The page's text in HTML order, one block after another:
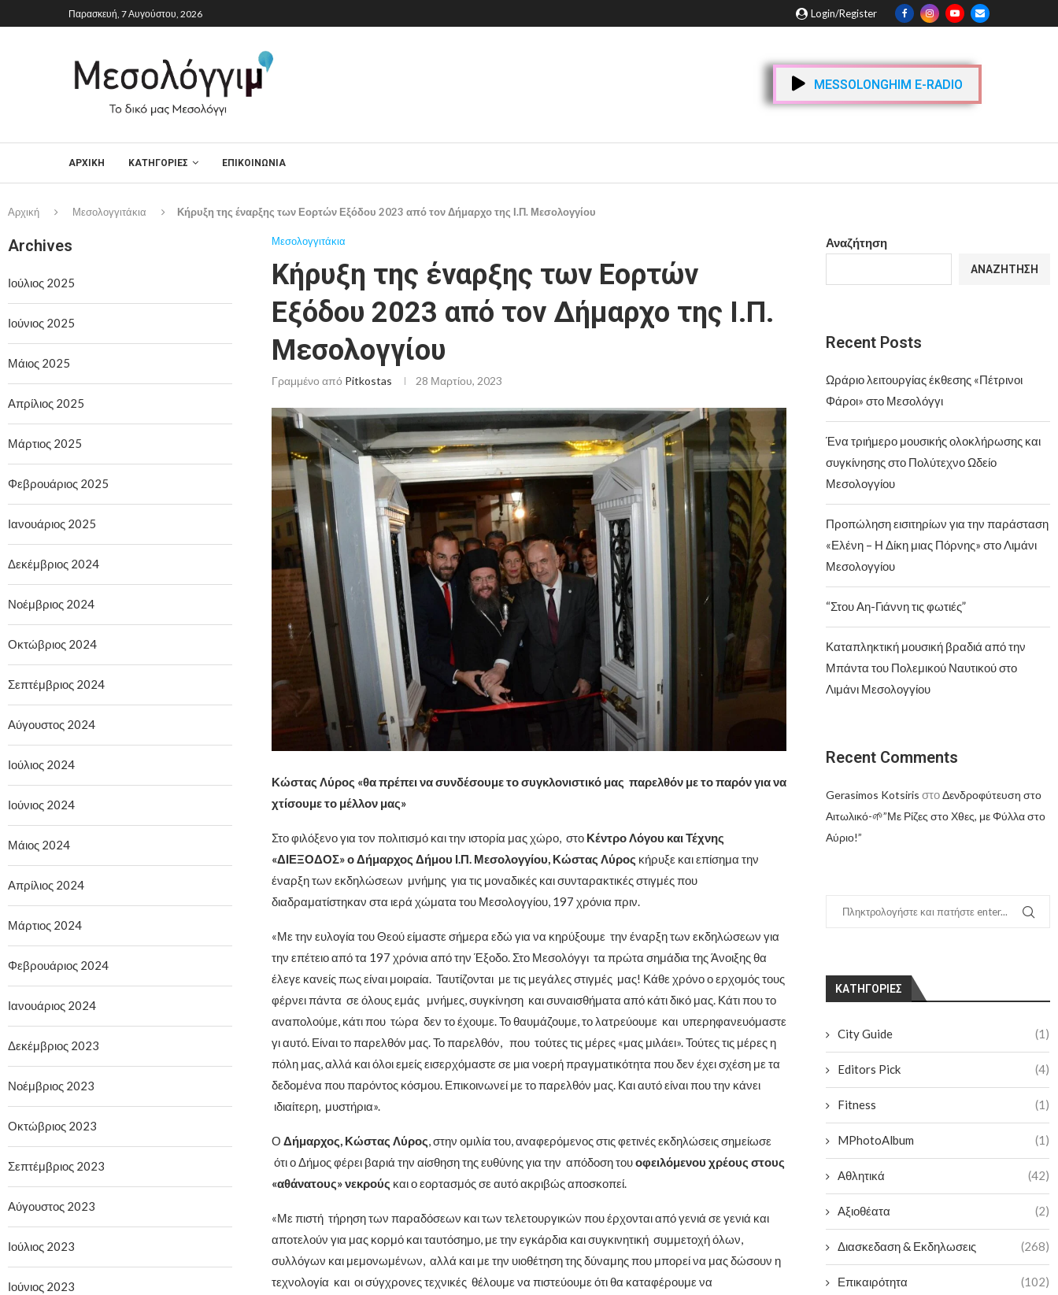
Παρασκευή, 7 Αυγούστου, 2026 Login/Register
MESSOLONGHIM E-RADIO
ΑΡΧΙΚΉ ΚΑΤΗΓΟΡΙΕΣ ΕΠΙΚΟΙΝΩΝΙΑ
Αρχική Μεσολογγιτάκια Κήρυξη της έναρξης των Εορτών Εξόδου 2023 από τον Δήμαρχο της Ι.Π. Μεσολογγίου
Μεσολογγιτάκια
Κήρυξη της έναρξης των Εορτών
Εξόδου 2023 από τον Δήμαρχο της Ι.Π.
Μεσολογγίου
Γραμμένο από Pitkostas 28 Μαρτίου, 2023
Κώστας Λύρος «θα πρέπει να συνδέσουμε το συγκλονιστικό μας παρελθόν με το παρόν για να
χτίσουμε το μέλλον μας»
Στο φιλόξενο για τον πολιτισμό και την ιστορία μας χώρο, στο Κέντρο Λόγου και Τέχνης
«ΔΙΕΞΟΔΟΣ» ο Δήμαρχος Δήμου Ι.Π. Μεσολογγίου, Κώστας Λύρος κήρυξε και επίσημα την
έναρξη των εκδηλώσεων μνήμης για τις μοναδικές και συνταρακτικές στιγμές που
διαδραματίστηκαν στα ιερά χώματα του Μεσολογγίου, 197 χρόνια πριν.
«Με την ευλογία του Θεού είμαστε σήμερα εδώ για να κηρύξουμε την έναρξη των εκδηλώσεων για
την επέτειο από τα 197 χρόνια από την Έξοδο. Στο Μεσολόγγι τα πρώτα σημάδια της Άνοιξης θα
έλεγε κανείς πως είναι μοιραία. Ταυτίζονται με τις μεγάλες στιγμές μας! Κάθε χρόνο ο ερχομός τους
φέρνει πάντα σε όλους εμάς μνήμες, συγκίνηση και συναισθήματα από κάτι δικό μας. Κάτι που το
αναπολούμε, κάτι που τώρα δεν το έχουμε. Το θαυμάζουμε, το λατρεύουμε και υπερηφανευόμαστε
γι αυτό. Είναι το παρελθόν μας. Το παρελθόν, που τούτες τις μέρες «μας μιλάει». Τούτες τις μέρες η
πόλη μας, αλλά και όλοι εμείς εισερχόμαστε σε μια νοερή πραγματικότητα που δεν έχει σχέση με τα
δεδομένα που παρόντος κόσμου. Επικοινωνεί με το παρελθόν μας. Και αυτό είναι που την κάνει
ιδιαίτερη, μυστήρια».
Ο Δήμαρχος, Κώστας Λύρος, στην ομιλία του, αναφερόμενος στις φετινές εκδηλώσεις σημείωσε
ότι ο Δήμος φέρει βαριά την αίσθηση της ευθύνης για την απόδοση τουοφειλόμενου χρέους στους
«αθάνατους» νεκρούς και ο εορτασμός σε αυτό ακριβώς αποσκοπεί.
«Με πιστή τήρηση των παραδόσεων και των τελετουργικών που έρχονται από γενιά σε γενιά και
αποτελούν για μας κορμό και ταυτόσημο, με την εγκάρδια και συγκινητική συμμετοχή όλων,
συλλόγων και μεμονωμένων, αλλά και με την υιοθέτηση της δύναμης που μπορεί να μας δώσουν η
τεχνολογία και οι σύγχρονες τεχνικές θέλουμε να πιστεύουμε ότι θα καταφέρουμε να
Αναζήτηση
ΑΝΑΖΉΤΗΣΗ
Recent Posts
Ωράριο λειτουργίας έκθεσης «Πέτρινοι
Φάροι» στο Μεσολόγγι
Ένα τριήμερο μουσικής ολοκλήρωσης και
συγκίνησης στο Πολύτεχνο Ωδείο
Μεσολογγίου
Προπώληση εισιτηρίων για την παράσταση
«Ελένη – Η Δίκη μιας Πόρνης» στο Λιμάνι
Μεσολογγίου
“Στου Αη-Γιάννη τις φωτιές”
Καταπληκτική μουσική βραδιά από την
Μπάντα του Πολεμικού Ναυτικού στο
Λιμάνι Μεσολογγίου
Recent Comments
Gerasimos Kotsiris στοΔενδροφύτευση στο
Αιτωλικό-🌱”Με Ρίζες στο Χθες, με Φύλλα στο
Αύριο!”
KΑΤΗΓΟΡΊΕΣ
City Guide (1)
Editors Pick (4)
Fitness (1)
MPhotoAlbum (1)
Αθλητικά (42)
Αξιοθέατα (2)
Διασκεδαση & Εκδηλωσεις (268)
Επικαιρότητα (102)
Archives
Ιούλιος 2025
Ιούνιος 2025
Μάιος 2025
Απρίλιος 2025
Μάρτιος 2025
Φεβρουάριος 2025
Ιανουάριος 2025
Δεκέμβριος 2024
Νοέμβριος 2024
Οκτώβριος 2024
Σεπτέμβριος 2024
Αύγουστος 2024
Ιούλιος 2024
Ιούνιος 2024
Μάιος 2024
Απρίλιος 2024
Μάρτιος 2024
Φεβρουάριος 2024
Ιανουάριος 2024
Δεκέμβριος 2023
Νοέμβριος 2023
Οκτώβριος 2023
Σεπτέμβριος 2023
Αύγουστος 2023
Ιούλιος 2023
Ιούνιος 2023